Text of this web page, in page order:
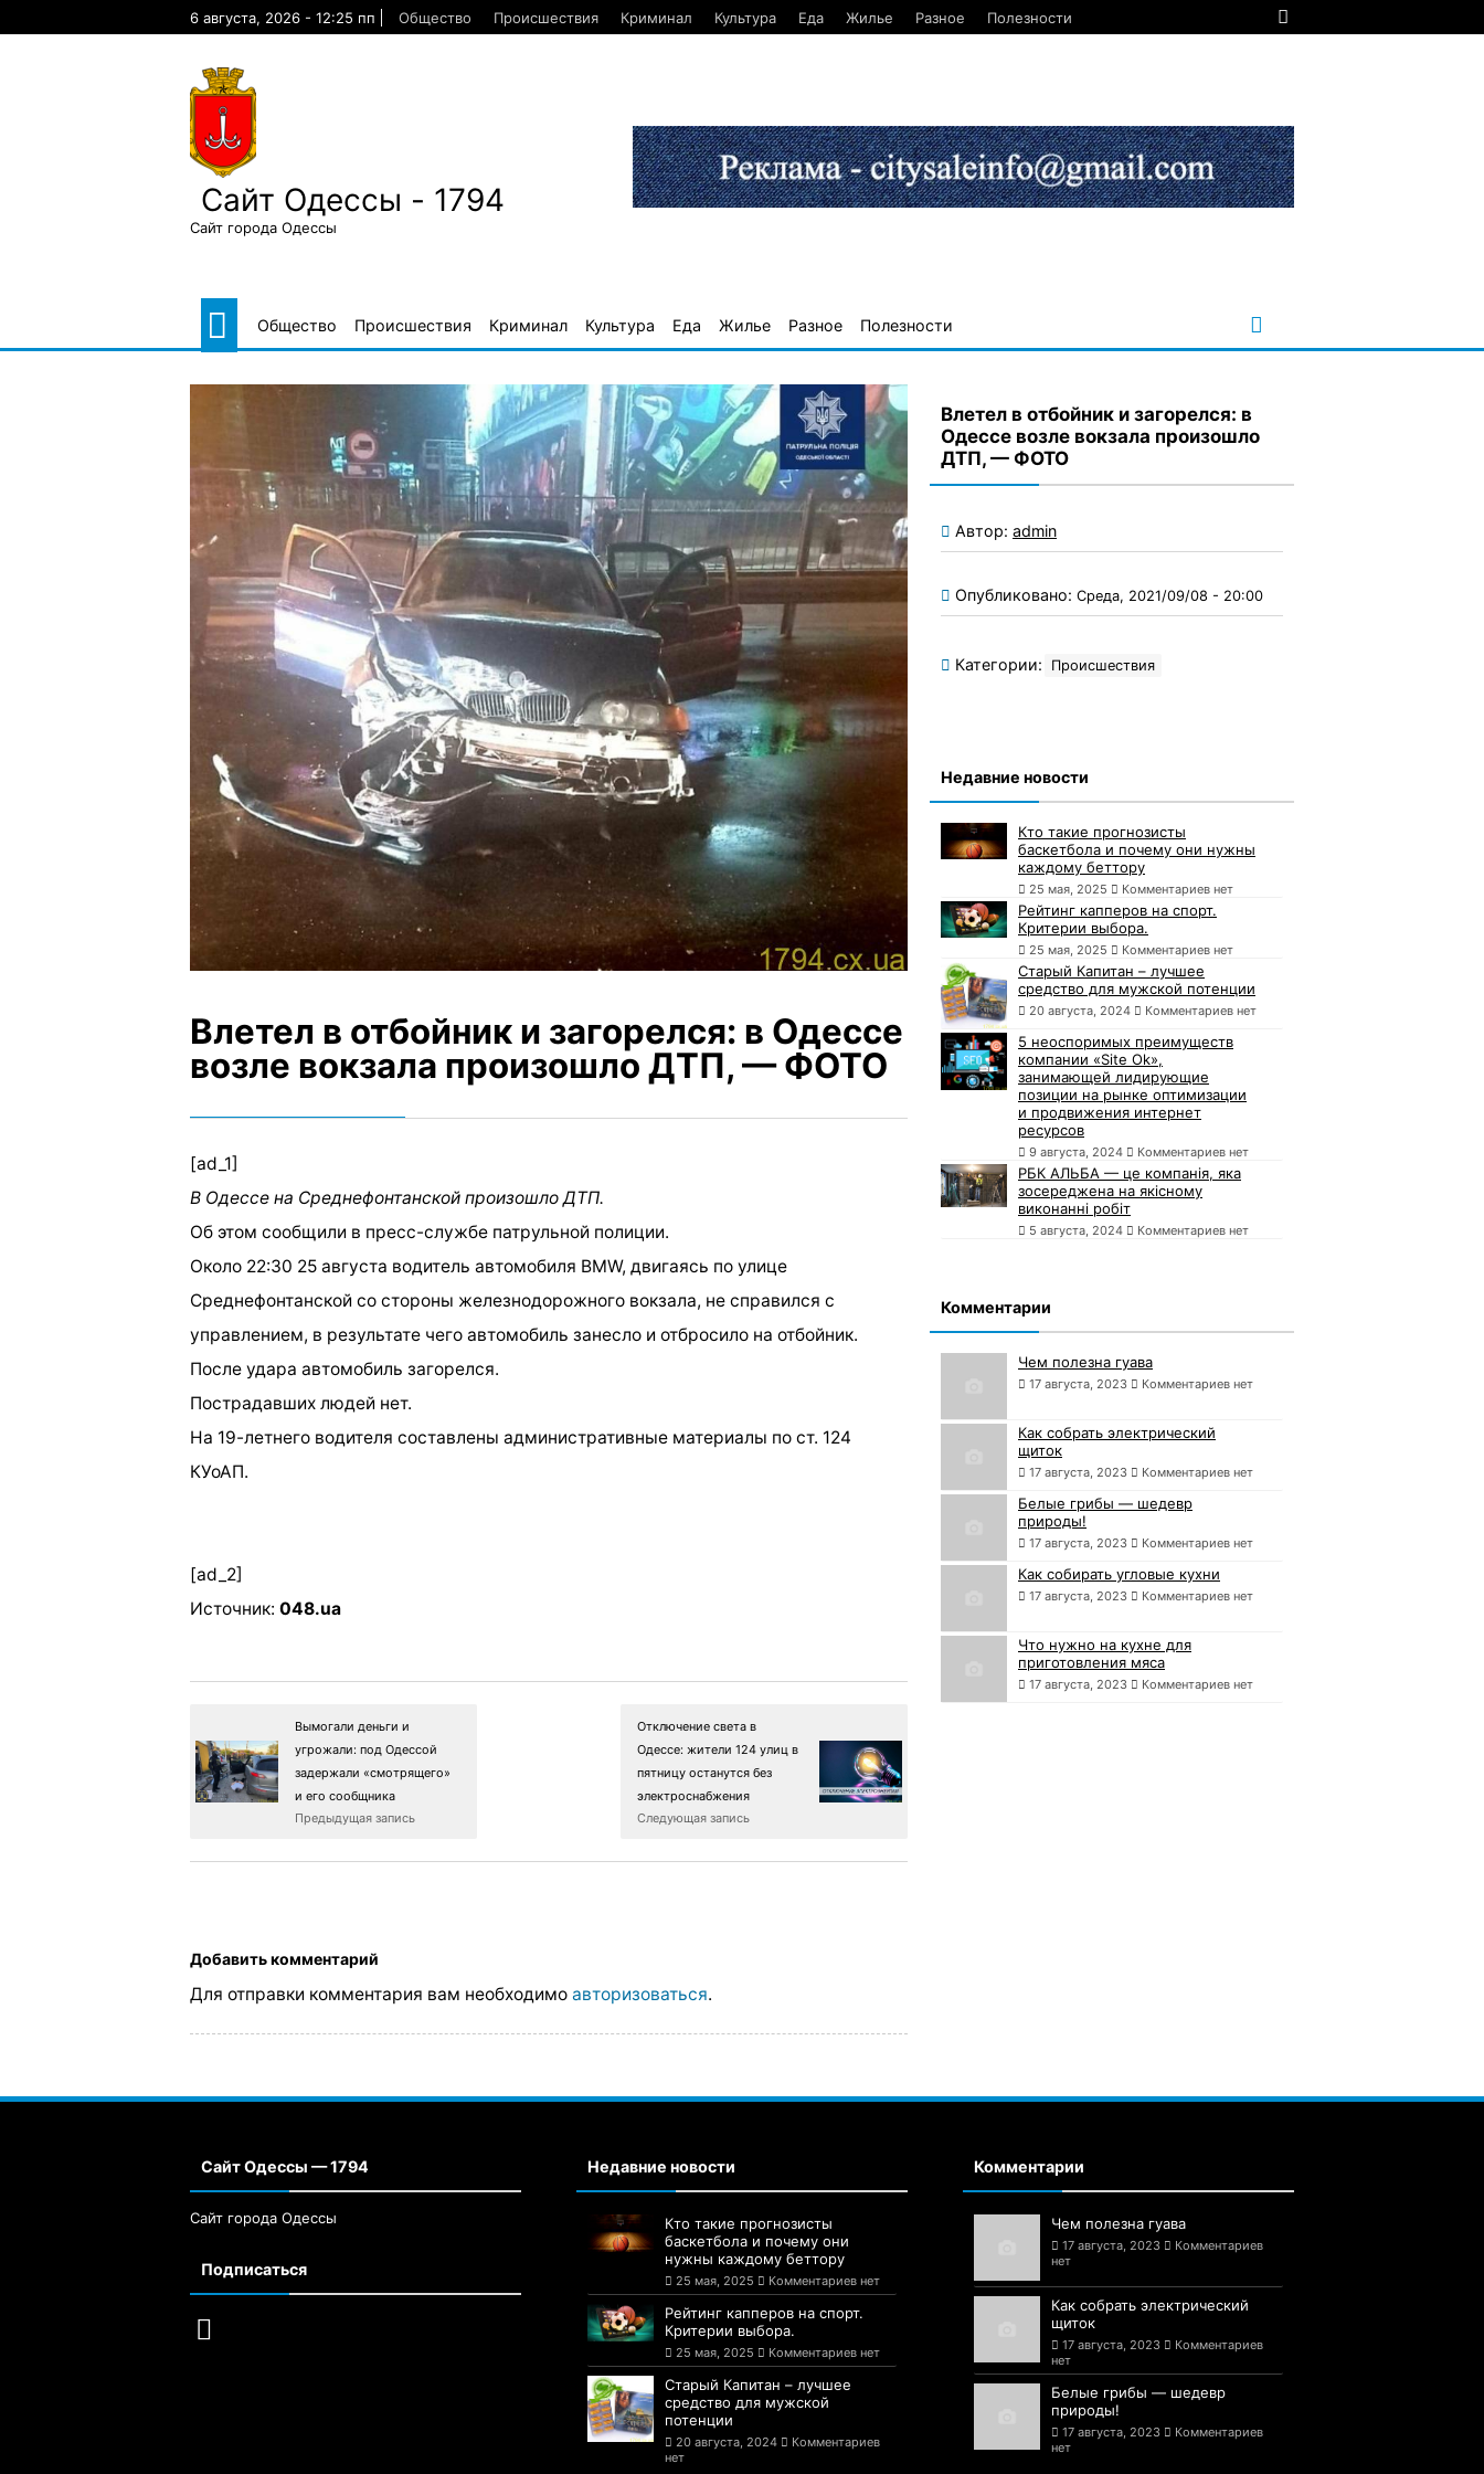
6 августа, 2026 - 12:25 пп Общество Происшествия Криминал Культура Еда Жилье Разное Полезности
Сайт Одессы - 1794
Сайт города Одессы
Общество Происшествия Криминал Культура Еда Жилье Разное Полезности
Влетел в отбойник и загорелся: в Одессе
возле вокзала произошло ДТП, — ФОТО
[ad_1]
В Одессе на Среднефонтанской произошло ДТП.
Об этом сообщили в пресс-службе патрульной полиции.
Около 22:30 25 августа водитель автомобиля BMW, двигаясь по улице
Среднефонтанской со стороны железнодорожного вокзала, не справился с
управлением, в результате чего автомобиль занесло и отбросило на отбойник.
После удара автомобиль загорелся.
Пострадавших людей нет.
На 19-летнего водителя составлены административные материалы по ст. 124
КУоАП.
[ad_2]
Источник: 048.ua
Вымогали деньги и
угрожали: под Одессой
задержали «смотрящего»
и его сообщника
Предыдущая запись
Отключение света в
Одессе: жители 124 улиц в
пятницу останутся без
электроснабжения
Следующая запись
Добавить комментарий
Для отправки комментария вам необходимо авторизоваться.
Влетел в отбойник и загорелся: в
Одессе возле вокзала произошло
ДТП, — ФОТО
Автор: admin
Опубликовано: Среда, 2021/09/08 - 20:00
Категории: Происшествия
Недавние новости
Кто такие прогнозисты
баскетбола и почему они нужны
каждому беттору
25 мая, 2025 Комментариев нет
Рейтинг капперов на спорт.
Критерии выбора.
25 мая, 2025 Комментариев нет
Старый Капитан – лучшее
средство для мужской потенции
20 августа, 2024 Комментариев нет
5 неоспоримых преимуществ
компании «Site Ok»,
занимающей лидирующие
позиции на рынке оптимизации
и продвижения интернет
ресурсов
9 августа, 2024 Комментариев нет
РБК АЛЬБА — це компанія, яка
зосереджена на якісному
виконанні робіт
5 августа, 2024 Комментариев нет
Комментарии
Чем полезна гуава
17 августа, 2023 Комментариев нет
Как собрать электрический
щиток
17 августа, 2023 Комментариев нет
Белые грибы — шедевр
природы!
17 августа, 2023 Комментариев нет
Как собирать угловые кухни
17 августа, 2023 Комментариев нет
Что нужно на кухне для
приготовления мяса
17 августа, 2023 Комментариев нет
Сайт Одессы — 1794
Сайт города Одессы
Подписаться
Недавние новости
Кто такие прогнозисты
баскетбола и почему они
нужны каждому беттору
25 мая, 2025 Комментариев нет
Рейтинг капперов на спорт.
Критерии выбора.
25 мая, 2025 Комментариев нет
Старый Капитан – лучшее
средство для мужской
потенции
20 августа, 2024
Комментариев
нет
Комментарии
Чем полезна гуава
17 августа, 2023
Комментариев
нет
Как собрать электрический
щиток
17 августа, 2023
Комментариев
нет
Белые грибы — шедевр
природы!
17 августа, 2023
Комментариев
нет